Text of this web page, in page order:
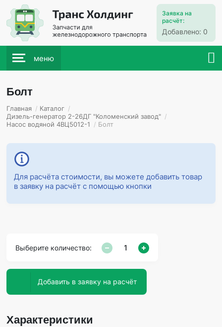
Заявка на
расчёт:
Добавлено: 0
меню
Болт
Главная / Каталог /
Дизель-генератор 2-26ДГ "Коломенский завод" /
Насос водяной 4ВЦ5012-1 / Болт
Для расчёта стоимости, вы можете добавить товар
в заявку на расчёт с помощью кнопки
Выберите количество:
Добавить в заявку на расчёт
Характеристики